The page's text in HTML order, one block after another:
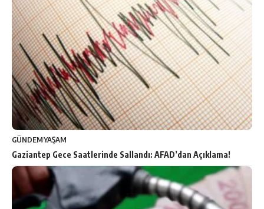
GÜNDEMYAŞAM
Gaziantep Gece Saatlerinde Sallandı: AFAD’dan Açıklama!